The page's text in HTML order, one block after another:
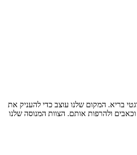
בריא. המקום שלנו עוצב כדי להעניק את
ולהרפות אותם. הצוות המנוסה שלנו